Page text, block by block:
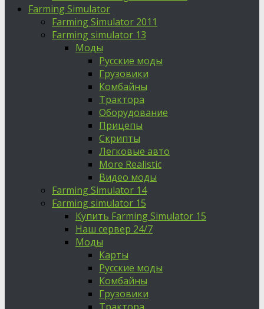
Farming Simulator
Farming Simulator 2011
Farming simulator 13
Моды
Русские моды
Грузовики
Комбайны
Трактора
Оборудование
Прицепы
Скрипты
Легковые авто
More Realistic
Видео моды
Farming Simulator 14
Farming simulator 15
Купить Farming Simulator 15
Наш сервер 24/7
Моды
Карты
Русские моды
Комбайны
Грузовики